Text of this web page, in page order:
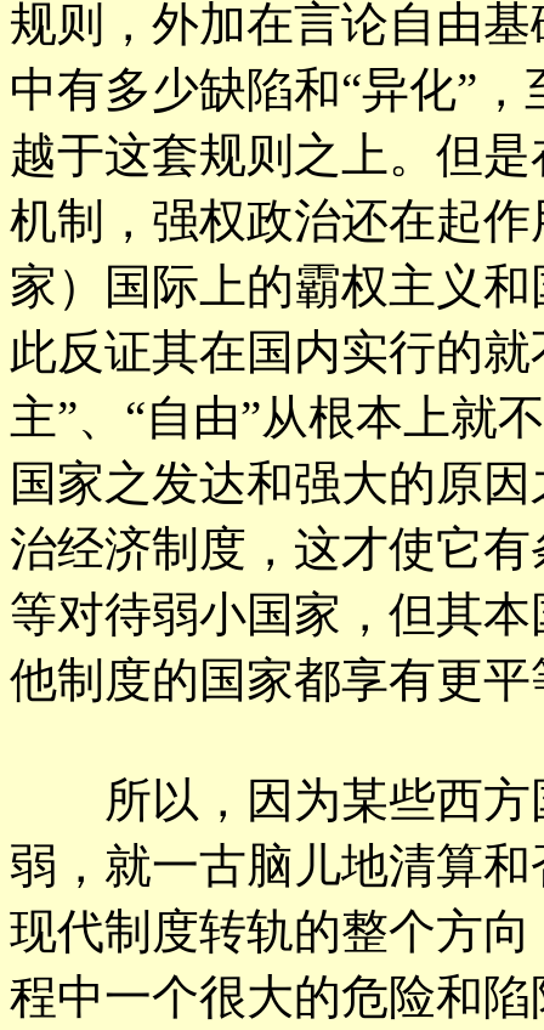
规则，外加在言论自由
中有多少缺陷和“异化”
越于这套规则之上。但
机制，强权政治还在起
家）国际上的霸权主义
此反证其在国内实行的
主”、“自由”从根本上就
国家之发达和强大的原
治经济制度，这才使它
等对待弱小国家，但其
他制度的国家都享有更
所以，因为某些西方
弱，就一古脑儿地清算
现代制度转轨的整个方
程中一个很大的危险和